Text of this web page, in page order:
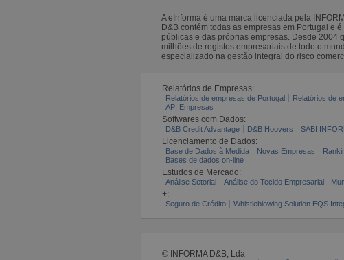
A eInforma é uma marca licenciada pela
D&B contém todas as empresas em Portugal e
públicas e das próprias empresas. Desde 2004
milhões de registos empresariais de todo o
especializado na gestão integral do risco
Relatórios de Empresas:
Relatórios de empresas de Portugal Relatórios de
API Empresas
Softwares com Dados:
D&B Credit Advantage D&B Hoovers SABI
Licenciamento de Dados:
Base de Dados à Medida Novas Empresas
Bases de dados on-line
Estudos de Mercado:
Análise Setorial Análise do Tecido Empresarial -
+:
Seguro de Crédito Whistleblowing Solution EQS
© INFORMA D&B, Lda